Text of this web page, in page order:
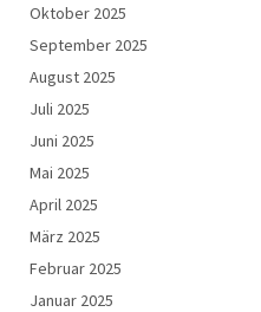
Oktober 2025
September 2025
August 2025
Juli 2025
Juni 2025
Mai 2025
April 2025
März 2025
Februar 2025
Januar 2025